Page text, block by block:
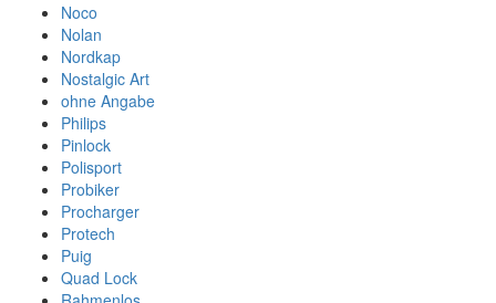
Noco
Nolan
Nordkap
Nostalgic Art
ohne Angabe
Philips
Pinlock
Polisport
Probiker
Procharger
Protech
Puig
Quad Lock